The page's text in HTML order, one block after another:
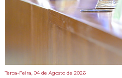
Terca-Feira, 04 de Agosto de 2026